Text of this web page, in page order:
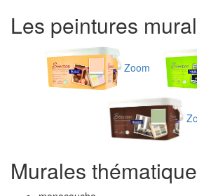
Les peintures
Zoom
Murales